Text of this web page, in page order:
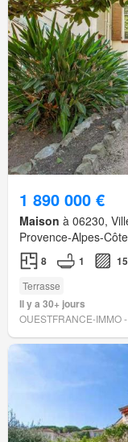
1 890 000 €
Maison à 06230,
Provence-Alpes-
8 1
Terrasse
Il y a 30+ jours
OUESTFRANCE-IMMO